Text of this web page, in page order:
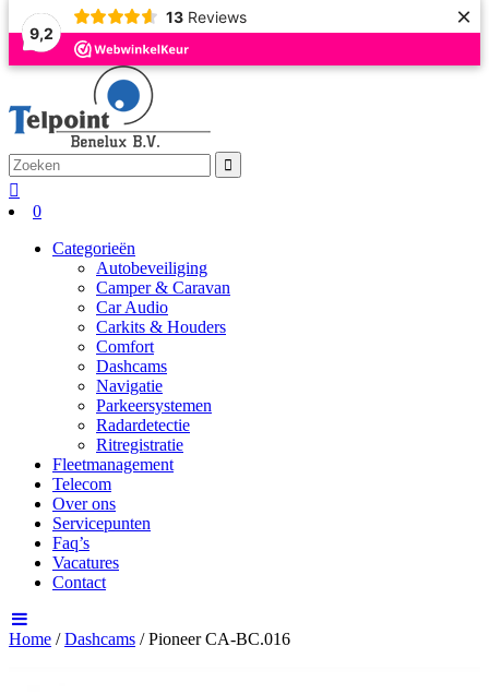
9,2
13 Reviews ×
0
Categorieën
Autobeveiliging
Camper & Caravan
Car Audio
Carkits & Houders
Comfort
Dashcams
Navigatie
Parkeersystemen
Radardetectie
Ritregistratie
Fleetmanagement
Telecom
Over ons
Servicepunten
Faq’s
Vacatures
Contact
Home /Dashcams / Pioneer CA-BC.016